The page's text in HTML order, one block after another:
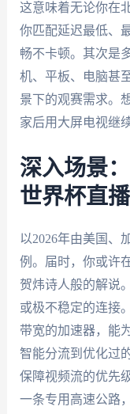
这意味着无论你在
你匹配延迟最低、
畅不卡顿。其次是
机、平板、电脑甚
景下的观赛需求。
家后用大屏电视继
深入场景
世界杯直
以2026年由美国、
例。届时，你或许
贺炜诗人般的解说
或极不稳定的连接
带宽的加速器，能
智能分流到优化过
保障视频流的优先
一条专用高速公路